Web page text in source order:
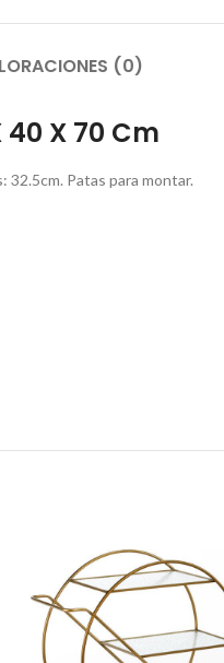
(0)
X 70 Cm
Patas para montar.